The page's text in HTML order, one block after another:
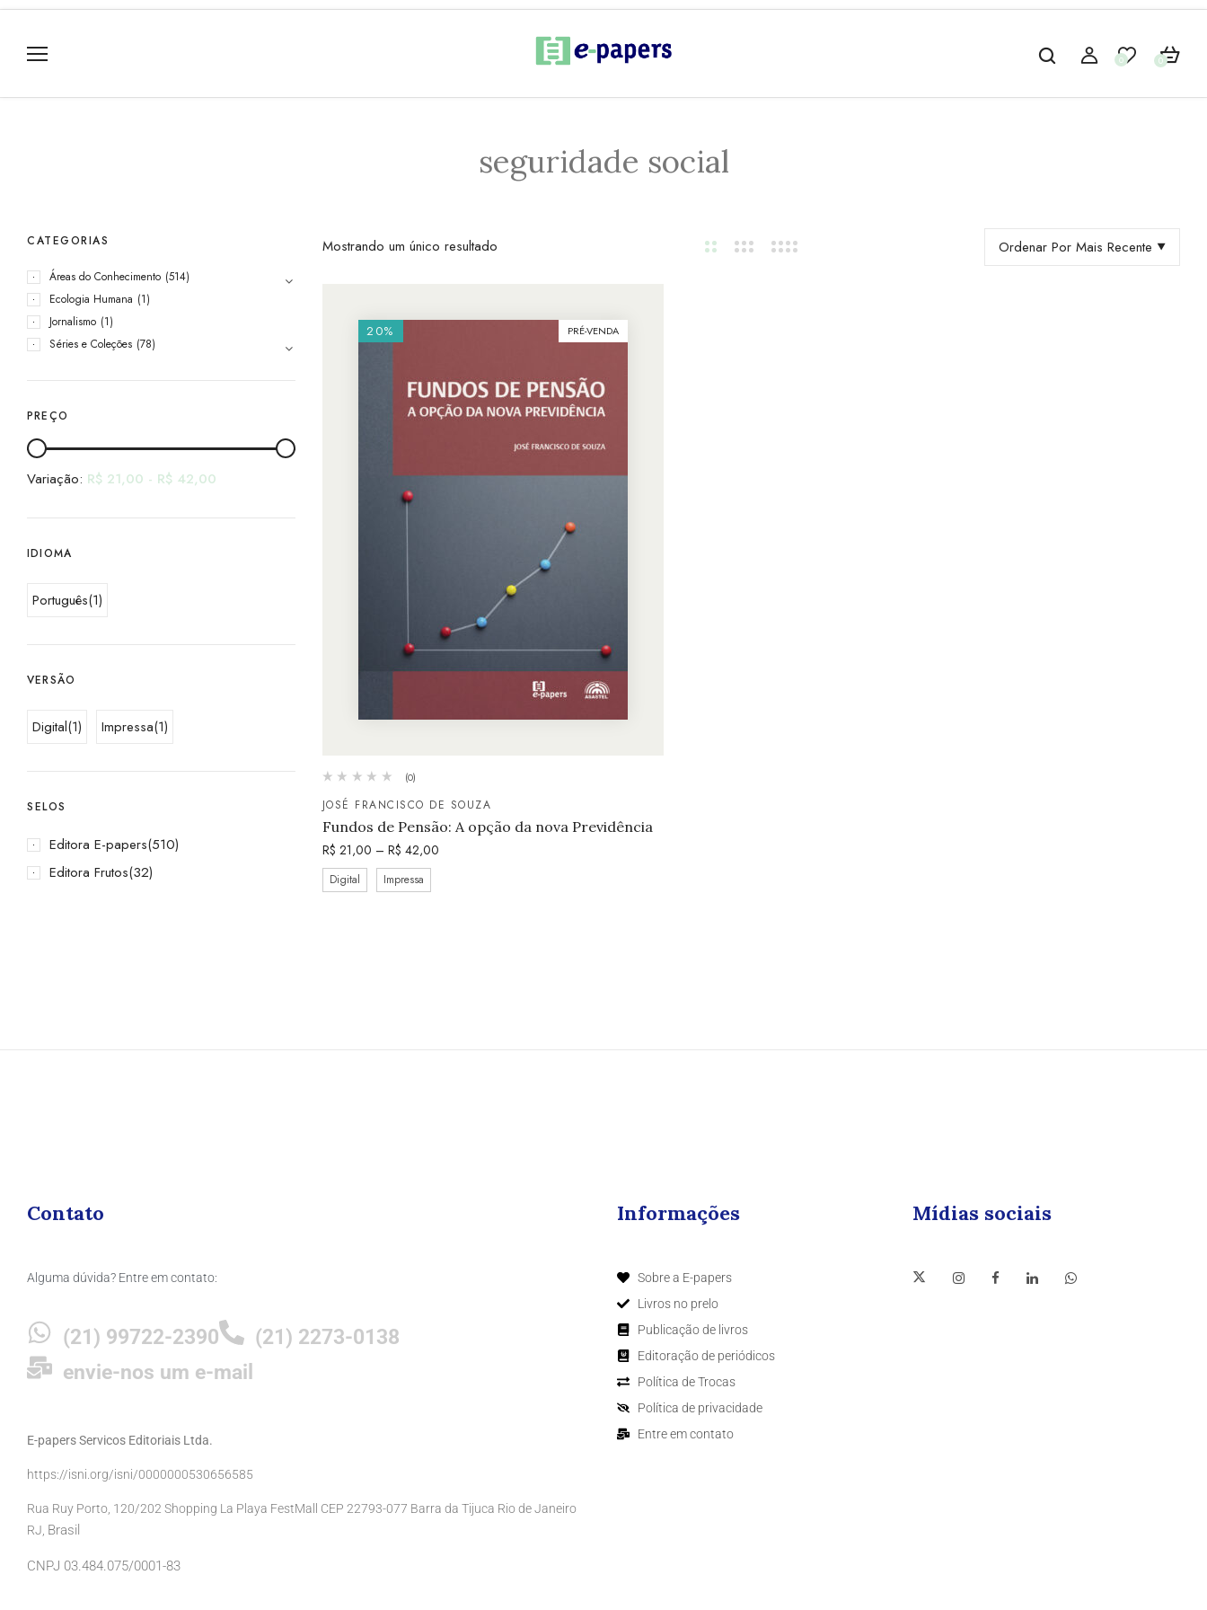
0 0
seguridade social
CATEGORIAS
Áreas do Conhecimento (514)
Ecologia Humana (1)
Jornalismo (1)
Séries e Coleções (78)
PREÇO
Variação: R$ 21,00 - R$ 42,00
IDIOMA
Português(1)
VERSÃO
Digital(1) Impressa(1)
SELOS
Editora E-papers(510)
Editora Frutos(32)
Mostrando um único resultado Ordenar Por Mais Recente
20% PRÉ-VENDA
(0)
JOSÉ FRANCISCO DE SOUZA
Fundos de Pensão: A opção da nova Previdência
R$ 21,00 – R$ 42,00
Digital Impressa
Contato
Alguma dúvida? Entre em contato:
(21) 99722-2390
(21) 2273-0138
envie-nos um e-mail
E-papers Servicos Editoriais Ltda.
https://isni.org/isni/0000000530656585
Rua Ruy Porto, 120/202 Shopping La Playa FestMall CEP 22793-077 Barra da Tijuca Rio de Janeiro
RJ, Brasil
CNPJ 03.484.075/0001-83
Informações
Sobre a E-papers
Livros no prelo
Publicação de livros
Editoração de periódicos
Política de Trocas
Política de privacidade
Entre em contato
Mídias sociais